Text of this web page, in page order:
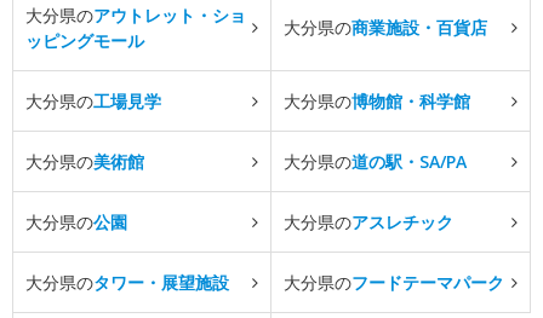
大分県のアウトレット・ショ
ッピングモール
大分県の商業施設・百貨店
大分県の工場見学 大分県の博物館・科学館
大分県の美術館 大分県の道の駅・SA/PA
大分県の公園 大分県のアスレチック
大分県のタワー・展望施設 大分県のフードテーマパーク